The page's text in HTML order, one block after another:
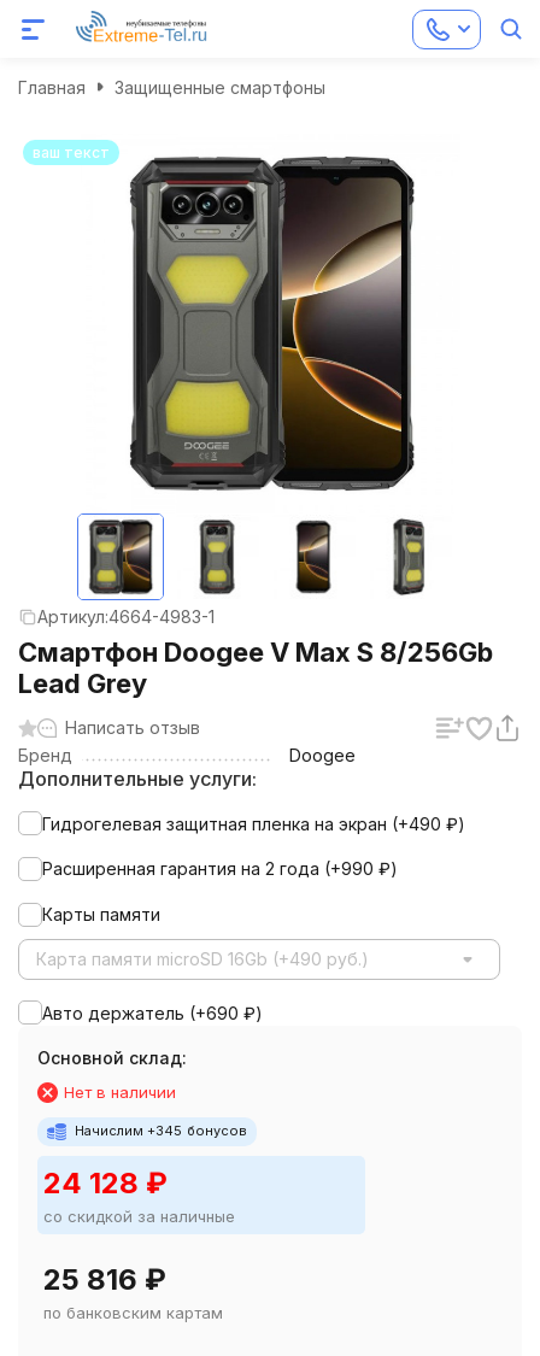
Главная Защищенные смартфоны
ваш текст
Артикул:4664-4983-1
Смартфон Doogee V Max S 8/256Gb
Lead Grey
Написать отзыв
Бренд
Doogee
Дополнительные услуги:
Гидрогелевая защитная пленка на экран (+490 ₽)
Расширенная гарантия на 2 года (+990 ₽)
Карты памяти
Карта памяти microSD 16Gb (+490 руб.)
Авто держатель (+690 ₽)
Основной склад:
Нет в наличии
Начислим +345 бонусов
24 128 ₽
со скидкой за наличные
25 816 ₽
по банковским картам